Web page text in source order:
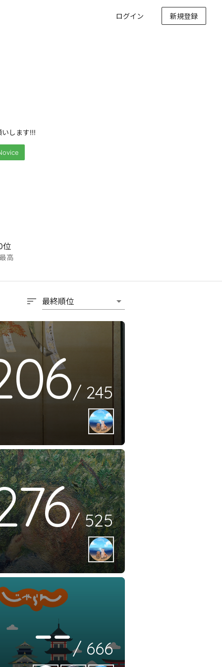
ログイン 新規登録
します!!!
位
高
sort 最終順位 arrow_drop_down
/ 245
/525
--/ 666